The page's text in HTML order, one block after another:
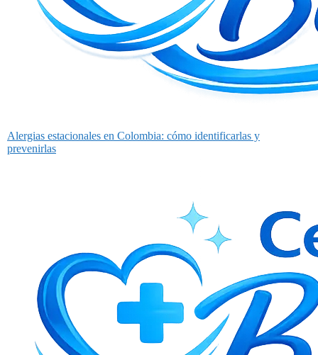
Alergias estacionales en Colombia: cómo identificarlas y
prevenirlas